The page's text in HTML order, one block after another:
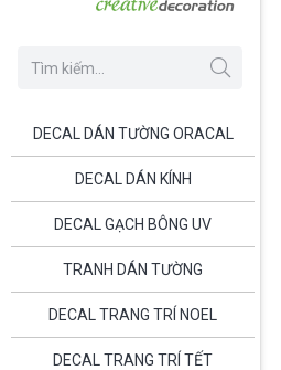
DECAL DÁN TƯỜNG ORACAL
DECAL DÁN KÍNH
DECAL GẠCH BÔNG UV
TRANH DÁN TƯỜNG
DECAL TRANG TRÍ NOEL
DECAL TRANG TRÍ TẾT